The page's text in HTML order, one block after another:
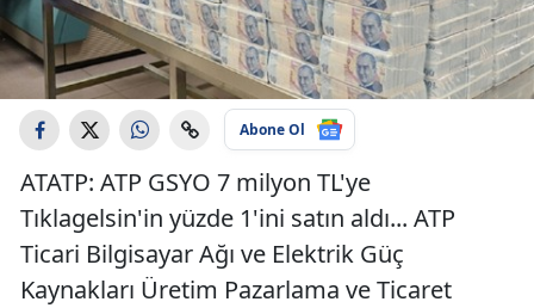
Abone Ol
ATATP: ATP GSYO 7 milyon TL'ye
Tıklagelsin'in yüzde 1'ini satın aldı... ATP
Ticari Bilgisayar Ağı ve Elektrik Güç
Kaynakları Üretim Pazarlama ve Ticaret